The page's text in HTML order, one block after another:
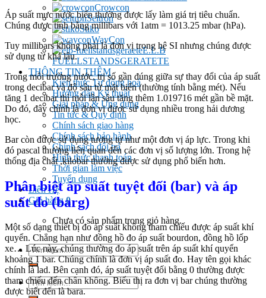
Crowcon
Seitron
Stiko
WayCon
E.L.B
FUELLSTANDSGERATETE
THÔNG TIN THÊM
Kiến thức Tự đông hoá
Hướng dẫn Kỹ thuật
Giải pháp & Ứng dụng
Tin tức & Quy định
Chính sách giao hàng
Chính sách bảo hành
Chính sách đổi trả
Hình thức thanh toán
Thời gian làm việc
Tuyển dụng
Liên Hệ
Giỏ hàng0
Chưa có sản phẩm trong giỏ hàng.
Tìm
kiếm:
Tìm
kiếm:
Áp suất mực nước biển thường được lấy làm giá trị tiêu chuẩn.
Chúng được tính bằng millibars với 1atm = 1013.25 mbar (hPa).
Tuy millibars không phải là đơn vị trong hệ SI nhưng chúng được
sử dụng từ khá lâu.
Trong môi trường nước, trị số gần đúng giữa sự thay đổi của áp suất
trong decibar và độ sâu từ mặt biển (thường tính bằng mét). Nếu
tăng 1 decibar thì mỗi lần sâu tăng thêm 1.019716 mét gần bề mặt.
Do đó, đây chính là đơn vị được sử dụng nhiều trong hải dương
học.
Bar còn được sử dụng tương tự như một đơn vị áp lực. Trong khi
đó pascal thường liên quan đến các đơn vị số lượng lớn. Trong hệ
thống địa chất ,kilobar thường được sử dụng phổ biến hơn.
Phân biệt áp suất tuyệt đối (bar) và áp
suất đo (barg)
Một số dạng thiết bị đo áp suất không tham chiếu được áp suất khí
quyển. Chẳng hạn như đồng hồ đo áp suất bourdon, đồng hồ lốp
xe… Lúc này, chúng thường đo áp suất trên áp suất khí quyển
khoảng 1 bar. Chúng chính là đơn vị áp suất đo. Hay tên gọi khác
chính là lad. Bên cạnh đó, áp suất tuyệt đối bằng 0 thường được
tham chiếu đến chân không. Biểu thị ra đơn vị bar chúng thường
được biết đến là bara.